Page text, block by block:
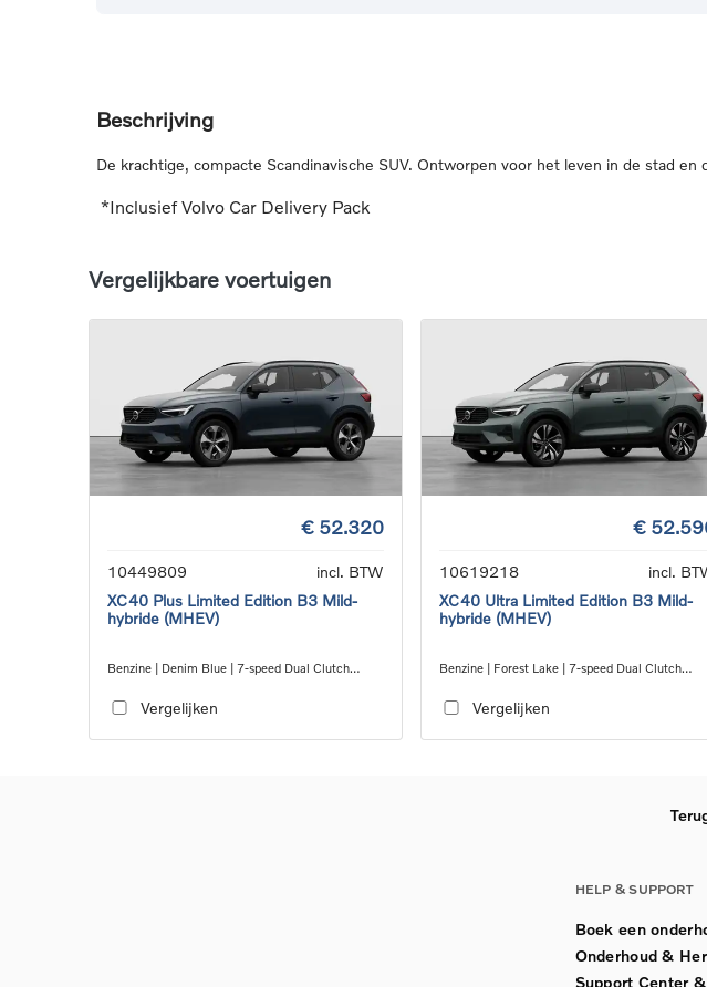
Beschrijving
De krachtige, compacte Scandinavische SUV. Ontworpen voor het leven in de stad en
*Inclusief Volvo Car Delivery Pack
Vergelijkbare voertuigen
€ 52.320
10449809
incl. BTW
XC40 Plus Limited Edition B3 Mild-
hybride (MHEV)
Benzine | Denim Blue | 7-speed Dual Clutch
Vergelijken
€
10619218
incl.
XC40 Ultra Limited Edition B3 Mild-
hybride (MHEV)
Benzine | Forest Lake | 7-speed Dual Clutch
Vergelijken
HELP & SUPPORT
Boek een
Onderhoud &
Support Center &